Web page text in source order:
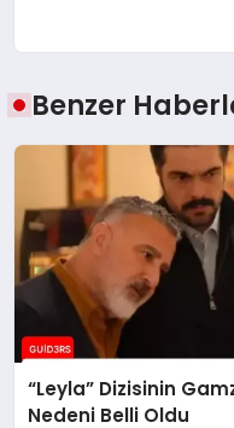
Benzer
“Leyla” Dizisinin
Nedeni Belli Oldu